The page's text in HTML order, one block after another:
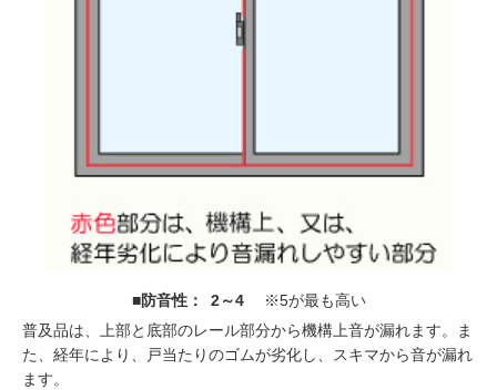
■防音性： 2～4※5が最も高い
普及品は、上部と底部のレール部分から機構上音が漏れます。ま
た、経年により、戸当たりのゴムが劣化し、スキマから音が漏れ
ます。